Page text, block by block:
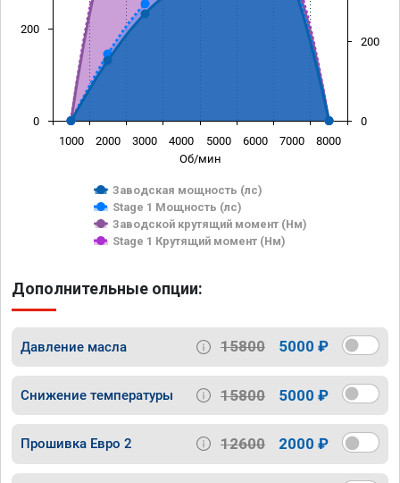
Об/мин
Заводская мощность (лс)
Stage 1 Мощность (лс)
Заводской крутящий момент (Нм)
Stage 1 Крутящий момент (Нм)
1000 2000 3000 4000 5000 6000 7000 8000
0
200
0
200
Дополнительные опции:
Давление масла 15800 5000 ₽
Снижение температуры 15800 5000 ₽
Прошивка Евро 2 12600 2000 ₽